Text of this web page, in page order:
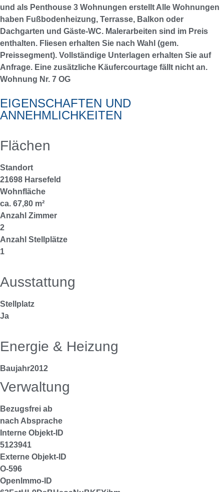
und als Penthouse 3 Wohnungen erstellt Alle Wohnungen
haben Fußbodenheizung, Terrasse, Balkon oder
Dachgarten und Gäste-WC. Malerarbeiten sind im Preis
enthalten. Fliesen erhalten Sie nach Wahl (gem.
Preissegment). Vollständige Unterlagen erhalten Sie auf
Anfrage. Eine zusätzliche Käufercourtage fällt nicht an.
Wohnung Nr. 7 OG
EIGENSCHAFTEN UND
ANNEHMLICHKEITEN
Flächen
Standort
21698 Harsefeld
Wohnfläche
ca. 67,80 m²
Anzahl Zimmer
2
Anzahl Stellplätze
1
Ausstattung
Stellplatz
Ja
Energie & Heizung
Baujahr2012
Verwaltung
Bezugsfrei ab
nach Absprache
Interne Objekt-ID
5123941
Externe Objekt-ID
O-596
OpenImmo-ID